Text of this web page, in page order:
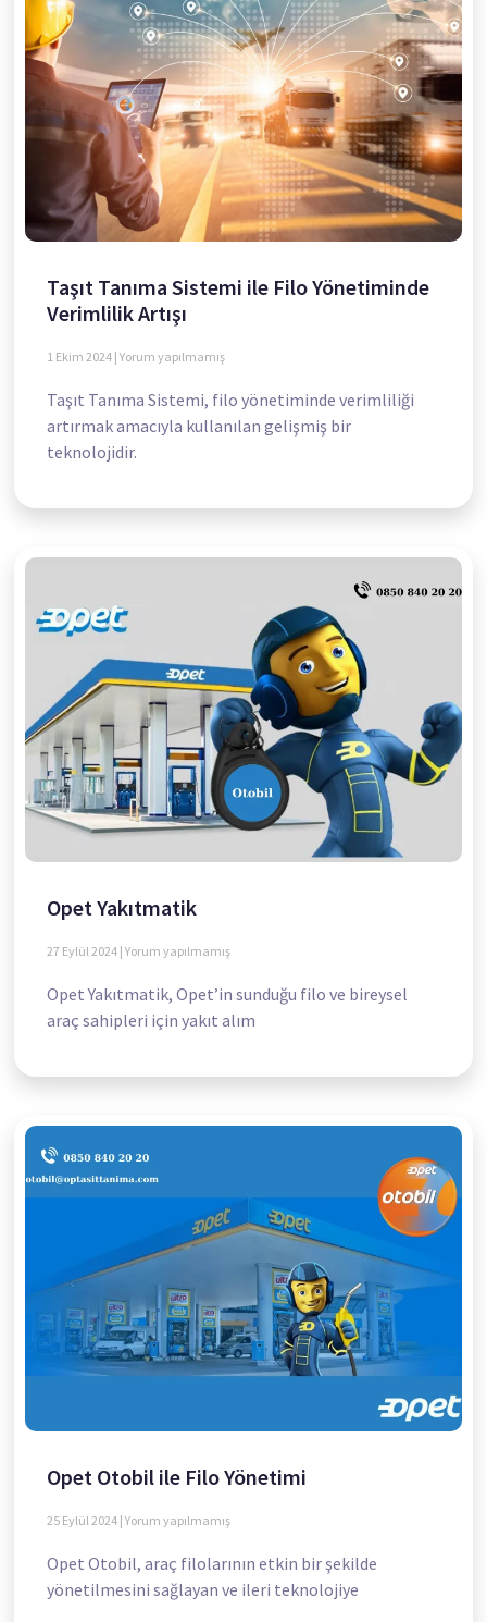
Taşıt Tanıma Sistemi ile Filo Yönetiminde
Verimlilik Artışı
1 Ekim 2024 Yorum yapılmamış
Taşıt Tanıma Sistemi, filo yönetiminde verimliliği
artırmak amacıyla kullanılan gelişmiş bir
teknolojidir.
Opet Yakıtmatik
27 Eylül 2024 Yorum yapılmamış
Opet Yakıtmatik, Opet’in sunduğu filo ve bireysel
araç sahipleri için yakıt alım
Opet Otobil ile Filo Yönetimi
25 Eylül 2024 Yorum yapılmamış
Opet Otobil, araç filolarının etkin bir şekilde
yönetilmesini sağlayan ve ileri teknolojiye